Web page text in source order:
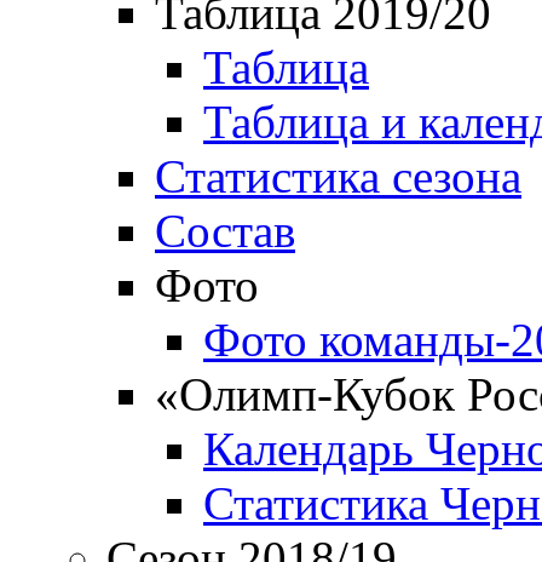
Таблица 2019/20
Таблица
Таблица и
Статистика сезона
Состав
Фото
Фото команды-
«Олимп-Кубок
Календарь
Статистика